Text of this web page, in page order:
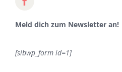
Meld dich zum Newsletter an!
[sibwp_form id=1]